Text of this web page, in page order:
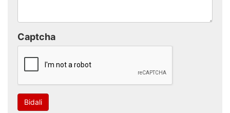
Captcha
Bidali